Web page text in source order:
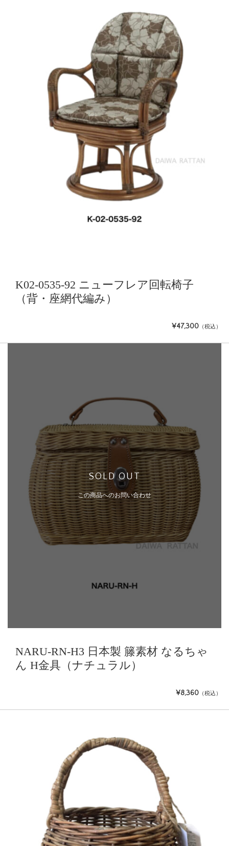
K02-0535-92 ニューフレア回転椅子
（背・座網代編み）
¥47,300 （税込）
SOLD OUT
この商品へのお問い合わせ
NARU-RN-H3 日本製 籐素材 なるちゃ
ん H金具（ナチュラル）
¥8,360 （税込）